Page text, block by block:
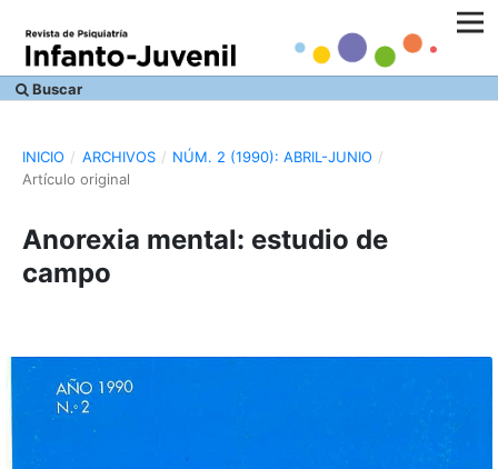
Buscar
INICIO / ARCHIVOS / NÚM. 2 (1990): ABRIL-JUNIO /
Artículo original
Anorexia mental: estudio de
campo